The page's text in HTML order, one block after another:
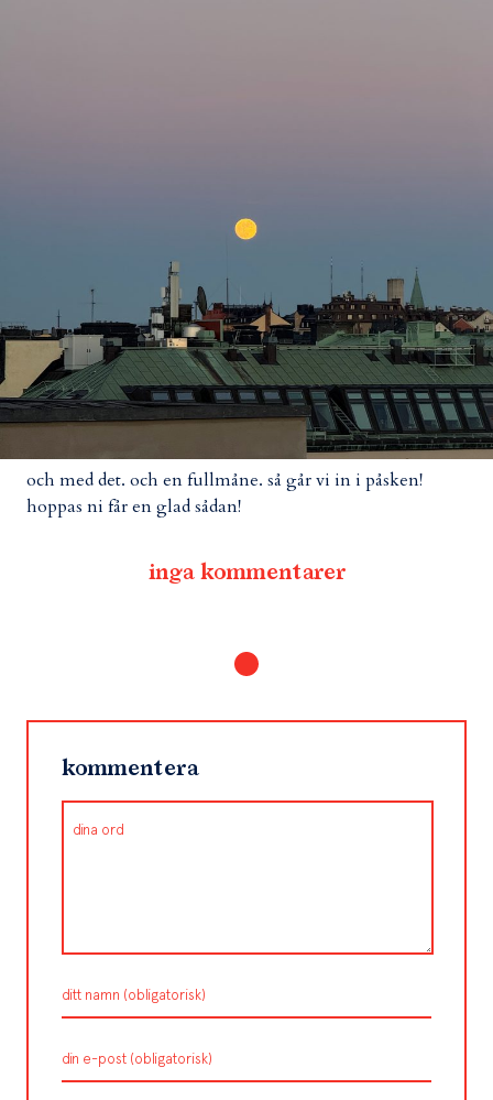
och med det. och en fullmåne. så går vi in i påsken!
hoppas ni får en glad sådan!
inga kommentarer
kommentera